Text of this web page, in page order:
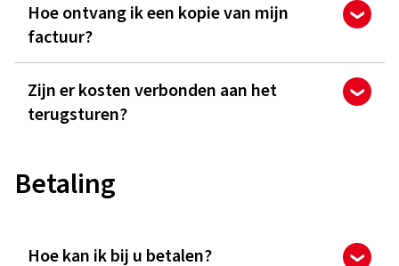
Hoe ontvang ik een kopie van mijn
factuur?
Zijn er kosten verbonden aan het
terugsturen?
Betaling
Hoe kan ik bij u betalen?